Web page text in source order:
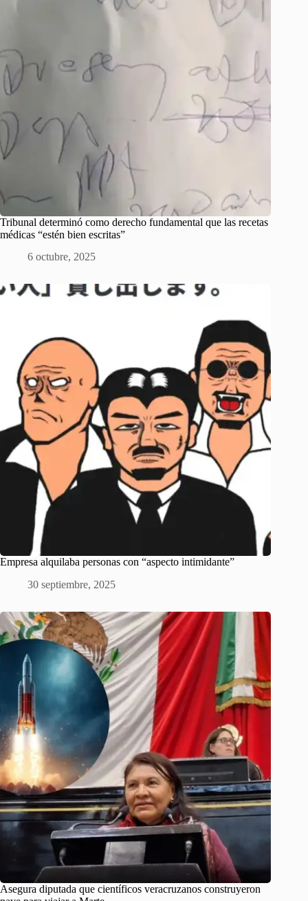
Tribunal determinó como derecho fundamental que las recetas
médicas “estén bien escritas”
6 octubre, 2025
Empresa alquilaba personas con “aspecto intimidante”
30 septiembre, 2025
Asegura diputada que científicos veracruzanos construyeron